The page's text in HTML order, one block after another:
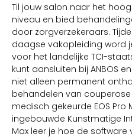
Til jouw salon naar het
niveau en bied
door zorgverzekeraars.
daagse vakopleiding word
voor het landelijke TCI-
kunt aansluiten bij ANBOS
niet alleen permanent
behandelen van
medisch gekeurde EOS Pro
ingebouwde Kunstmatige
Max leer je hoe de